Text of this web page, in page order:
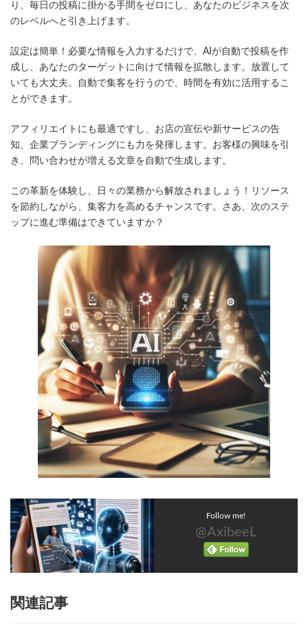
り、毎日の投稿に掛かる手間をゼロにし、あなたのビジネスを次
のレベルへと引き上げます。
設定は簡単！必要な情報を入力するだけで、AIが自動で投稿を作
成し、あなたのターゲットに向けて情報を拡散します。放置して
いても大丈夫。自動で集客を行うので、時間を有効に活用するこ
とができます。
アフィリエイトにも最適ですし、お店の宣伝や新サービスの告
知、企業ブランディングにも力を発揮します。お客様の興味を引
き、問い合わせが増える文章を自動で生成します。
この革新を体験し、日々の業務から解放されましょう！リソース
を節約しながら、集客力を高めるチャンスです。さあ、次のステ
ップに進む準備はできていますか？
Follow me!
@AxibeeL
関連記事